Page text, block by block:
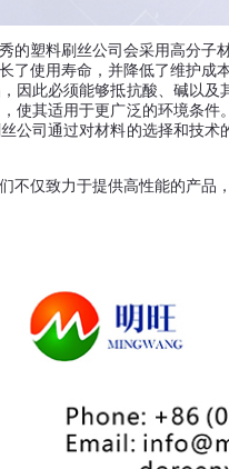
塑料刷丝公司会采用高分子
了使用寿命，并降低了维护成本
因此必须能够抵抗酸、碱以
使其适用于更广泛的环境条件
公司通过对材料的选择和技
不仅致力于提供高性能的产品